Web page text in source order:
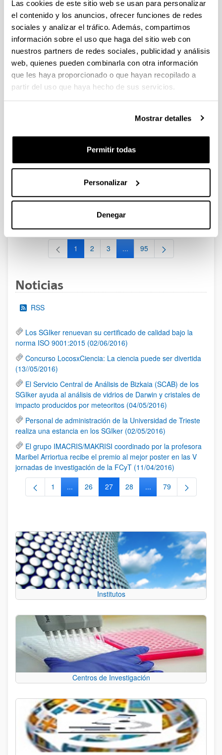
Las cookies de este sitio web se usan para personalizar
el contenido y los anuncios, ofrecer funciones de redes
sociales y analizar el tráfico. Además, compartimos
información sobre el uso que haga del sitio web con
nuestros partners de redes sociales, publicidad y análisis
web, quienes pueden combinarla con otra información
que les haya proporcionado o que hayan recopilado a
partir del uso que haya hecho de sus servicios.
Mostrar detalles
Permitir todas
Personalizar
Denegar
FUNDACION LA CAIXA JUNIOR LEADER RETAINING
PROGRAMME 2027
CONVOCATORIA PARA LA CONTRATACIÓN DE
PERSONAL INVESTIGADOR DOCTOR EN LA UPV/EHU
(2026)
Trámite abierto (Plazo de presentación de solicitudes: 03/06/2026 -
25/06/2026 23:59)
16/07/2026: Listado provisional de solicitudes admitidas y
al 30/07/2026 (ambos incluídos)
PERSONAL INVESTIGADOR EN FORMACIÓN EN LA EHU
FINANCIADO CON RECURSOS PROPIOS DE UN
Página
1 Página
2 Página
3 ...Páginas intermedias Use TAB
Página
95
Noticias
RSS
Los SGIker renuevan su certificado de calidad bajo la
norma ISO 9001:2015 (02/06/2016)
Concurso LocosxCiencia: La ciencia puede ser divertida
(13//05/2016)
El Servicio Central de Análisis de Bizkaia (SCAB) de los
SGIker ayuda al análisis de vidrios de Darwin y cristales de
impacto producidos por meteoritos (04/05/2016)
Personal de administración de la Universidad de Trieste
realiza una estancia en los SGIker (02/05/2016)
El grupo IMACRIS/MAKRISI coordinado por la profesora
Maribel Arriortua recibe el premio al mejor poster en las V
jornadas de investigación de la FCyT (11/04/2016)
Página
1 ...Páginas intermedias Use TAB para desplazarse.
Página
26 Página
27 Página
28 ...Páginas intermedias
Página
79
Institutos
Centros de Investigación